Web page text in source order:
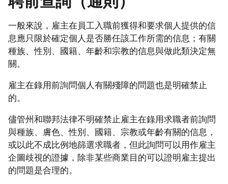
一般來說，雇主在員工入職前獲得和要求個人提供的信
息應只限於確定個人是否勝任該工作所需的信息；有關
種族、性別、國籍、年齡和宗教的信息與做此類決定無
關。
雇主在錄用前詢問個人有關殘障的問題也是明確禁止
的。
儘管州和聯邦法律不明確禁止雇主在錄用求職者前詢問
與種族、膚色、性別、國籍、宗教或年齡有關的信息，
或以此不成比例地篩選求職者，但此詢問可以用作雇主
企圖歧視的證據，除非某些商業目的可以證明雇主提出
的問題是合理的。